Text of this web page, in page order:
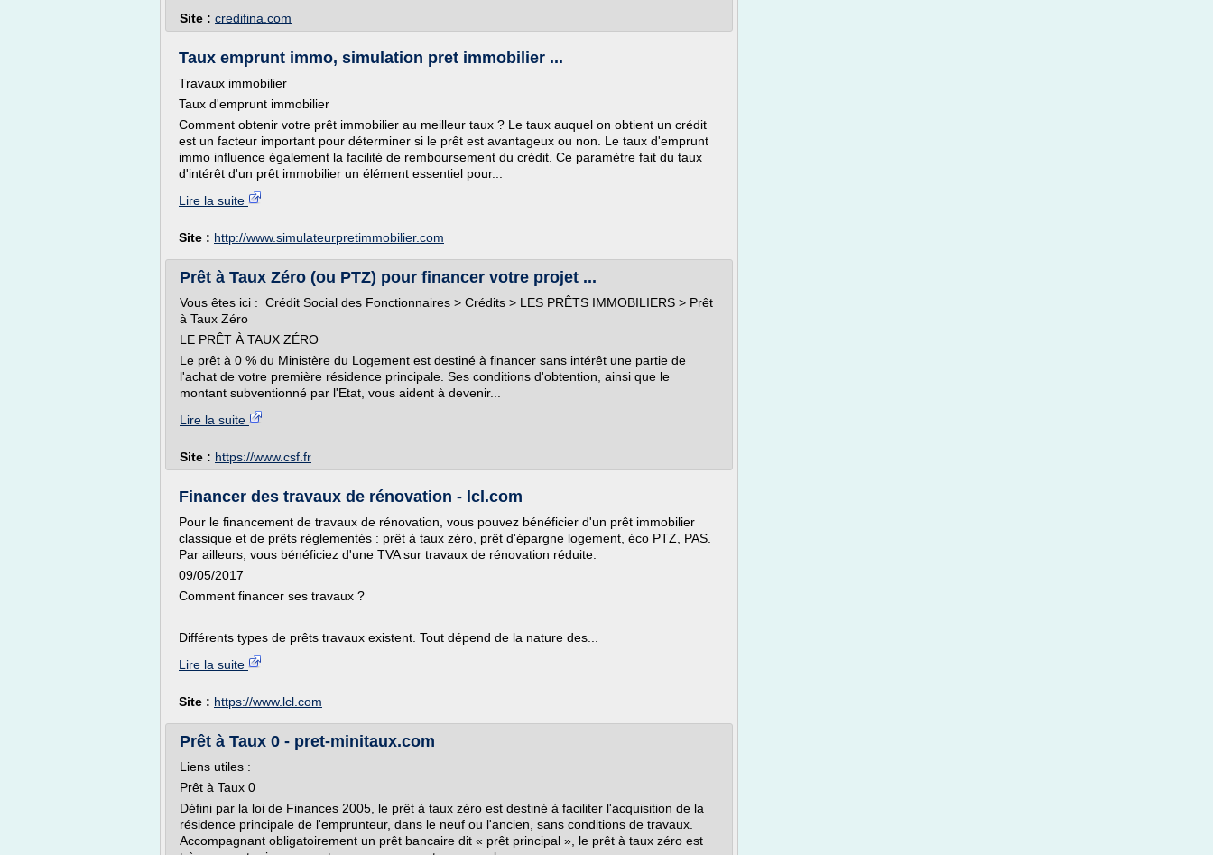
Site : credifina.com
Taux emprunt immo, simulation pret immobilier ...
Travaux immobilier
Taux d'emprunt immobilier
Comment obtenir votre prêt immobilier au meilleur taux ? Le taux auquel on obtient un crédit
est un facteur important pour déterminer si le prêt est avantageux ou non. Le taux d'emprunt
immo influence également la facilité de remboursement du crédit. Ce paramètre fait du taux
d'intérêt d'un prêt immobilier un élément essentiel pour...
Lire la suite
Site : http://www.simulateurpretimmobilier.com
Prêt à Taux Zéro (ou PTZ) pour financer votre projet ...
Vous êtes ici : Crédit Social des Fonctionnaires > Crédits > LES PRÊTS IMMOBILIERS > Prêt
à Taux Zéro
LE PRÊT À TAUX ZÉRO
Le prêt à 0 % du Ministère du Logement est destiné à financer sans intérêt une partie de
l'achat de votre première résidence principale. Ses conditions d'obtention, ainsi que le
montant subventionné par l'Etat, vous aident à devenir...
Lire la suite
Site : https://www.csf.fr
Financer des travaux de rénovation - lcl.com
Pour le financement de travaux de rénovation, vous pouvez bénéficier d'un prêt immobilier
classique et de prêts réglementés : prêt à taux zéro, prêt d'épargne logement, éco PTZ, PAS.
Par ailleurs, vous bénéficiez d'une TVA sur travaux de rénovation réduite.
09/05/2017
Comment financer ses travaux ?
Différents types de prêts travaux existent. Tout dépend de la nature des...
Lire la suite
Site : https://www.lcl.com
Prêt à Taux 0 - pret-minitaux.com
Liens utiles :
Prêt à Taux 0
Défini par la loi de Finances 2005, le prêt à taux zéro est destiné à faciliter l'acquisition de la
résidence principale de l'emprunteur, dans le neuf ou l'ancien, sans conditions de travaux.
Accompagnant obligatoirement un prêt bancaire dit « prêt principal », le prêt à taux zéro est